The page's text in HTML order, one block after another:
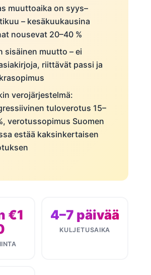
muuttoaika on syys–
– kesäkuukausina
nousevat 20–40 %
sisäinen muutto – ei
riittävät passi ja
verojärjestelmä:
tuloverotus 15–
verotussopimus Suomen
estää kaksinkertaisen
€1
4–7 päivää
KULJETUSAIKA